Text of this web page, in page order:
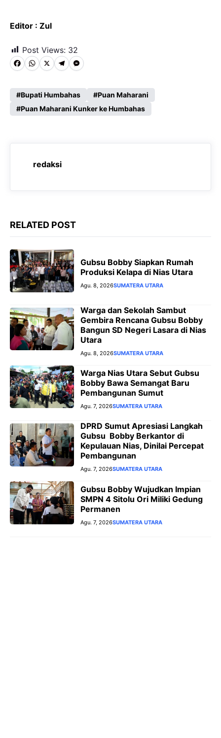
Editor : Zul
Post Views: 32
F
c
e
o
W
a
t
A
p
X T
l
e
r
a
M
s
s
n
r
Bupati Humbahas
Puan Maharani
Puan Maharani Kunker ke Humbahas
redaksi
RELATED POST
Gubsu Bobby Siapkan Rumah
Produksi Kelapa di Nias Utara
Agu. 8, 2026SUMATERA UTARA
Warga dan Sekolah Sambut
Gembira Rencana Gubsu Bobby
Bangun SD Negeri Lasara di Nias
Utara
Agu. 8, 2026SUMATERA UTARA
Warga Nias Utara Sebut Gubsu
Bobby Bawa Semangat Baru
Pembangunan Sumut
Agu. 7, 2026SUMATERA UTARA
DPRD Sumut Apresiasi Langkah
Gubsu Bobby Berkantor di
Kepulauan Nias, Dinilai Percepat
Pembangunan
Agu. 7, 2026SUMATERA UTARA
Gubsu Bobby Wujudkan Impian
SMPN 4 Sitolu Ori Miliki Gedung
Permanen
Agu. 7, 2026SUMATERA UTARA